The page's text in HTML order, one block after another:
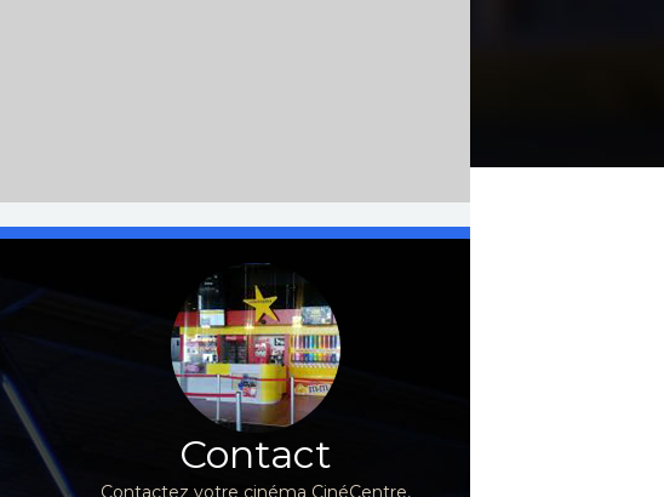
Contact
Contactez votre cinéma CinéCentre,